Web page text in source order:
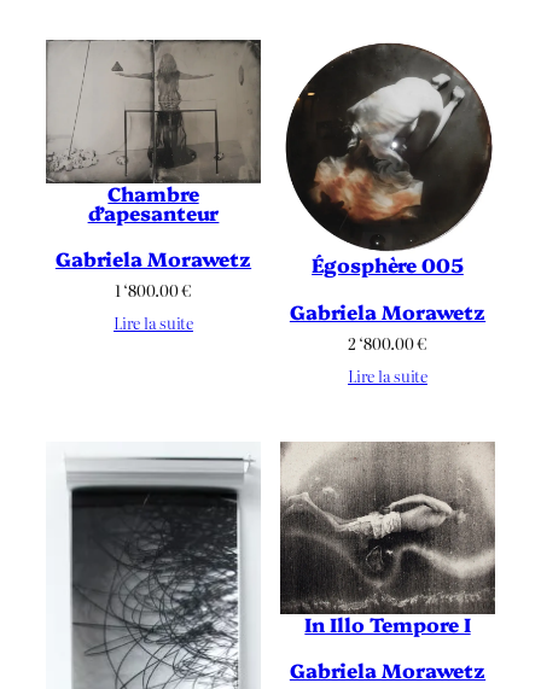
Chambre
d’apesanteur
Gabriela Morawetz
1 ‘800.00€
Lire la suite
Égosphère 005
Gabriela Morawetz
2 ‘800.00€
Lire la suite
In Illo Tempore I
Gabriela Morawetz